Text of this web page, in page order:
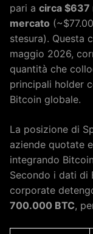
pari a circa $637
mercato
stesura). Questa
maggio 2026,
quantità che
principali holder
Bitcoin globale.
La posizione di
aziende quotate
integrando
Secondo i dati di
corporate
700.000 BTC,